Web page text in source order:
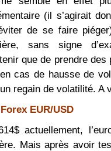
(il s’agirait
de se faire
sans signe
que de prendre
cas de hausse de
regain de volatilité.
EUR/USD
actuellement,
Mais après avoir